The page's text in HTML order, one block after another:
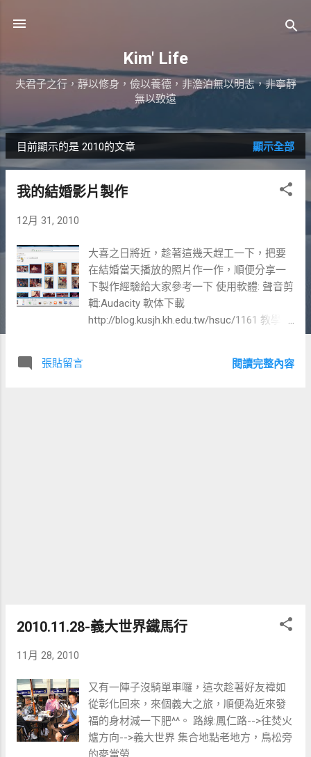
Kim' Life
夫君子之行，靜以修身，儉以養德，非澹泊無以明志，非寧靜
無以致遠
發
表
文
章
目前顯示的是 2010的文章 顯示全部
我的結婚影片製作
12月 31, 2010
大喜之日將近，趁著這幾天趕工一下，把要
在結婚當天播放的照片作一作，順便分享一
下製作經驗給大家參考一下 使用軟體: 聲音剪
輯:Audacity 軟体下載
http://blog.kusjh.kh.edu.tw/hsuc/1161 教學
張貼留言 閱讀完整內容
2010.11.28-義大世界鐵馬行
11月 28, 2010
又有一陣子沒騎單車囉，這次趁著好友禕如
從彰化回來，來個義大之旅，順便為近來發
福的身材減一下肥^^。 路線:鳳仁路-->往焚火
爐方向-->義大世界 集合地點老地方，鳥松旁
的麥當勞